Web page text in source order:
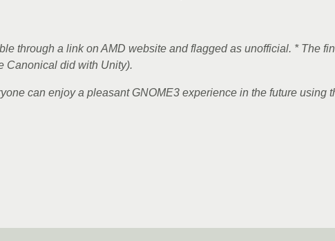
through a link on AMD website and flagged as unofficial. * The
Canonical did with Unity).
can enjoy a pleasant GNOME3 experience in the future using